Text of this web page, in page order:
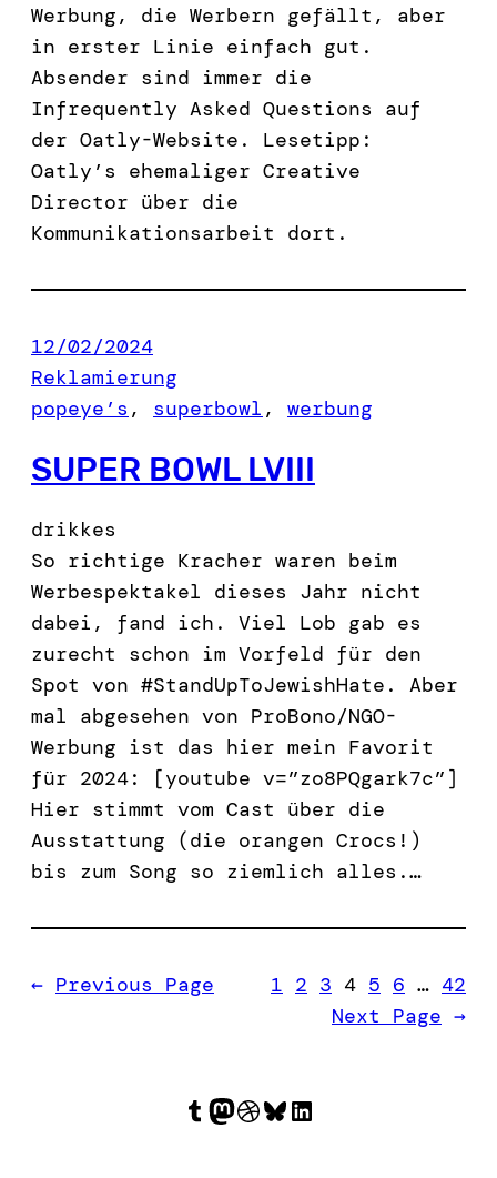
Werbung, die Werbern gefällt, aber
in erster Linie einfach gut.
Absender sind immer die
Infrequently Asked Questions auf
der Oatly-Website. Lesetipp:
Oatly’s ehemaliger Creative
Director über die
Kommunikationsarbeit dort.
12/02/2024
Reklamierung
popeye’s , superbowl , werbung
SUPER BOWL LVIII
drikkes
So richtige Kracher waren beim
Werbespektakel dieses Jahr nicht
dabei, fand ich. Viel Lob gab es
zurecht schon im Vorfeld für den
Spot von #StandUpToJewishHate. Aber
mal abgesehen von ProBono/NGO-
Werbung ist das hier mein Favorit
für 2024: [youtube v=”zo8PQgark7c”]
Hier stimmt vom Cast über die
Ausstattung (die orangen Crocs!)
bis zum Song so ziemlich alles.…
← Previous Page 1 2 3 4 5 6 … 42
Next Page →
Tumblr Mastodon Dribbble Bluesky LinkedIn